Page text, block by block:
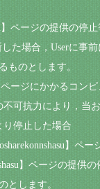
ページの提供の停止
た場合，Userに事
ものとします。
ページにかかるコ
可抗力により，当
り停止した場合
】ペ
】ページの提
とします。